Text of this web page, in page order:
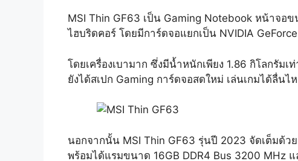
MSI Thin GF63 เป็น Gaming Notebook หน้าจอ
ไฮบริดคอร์ โดยมีการ์ดจอแยกเป็น NVIDIA
โดยเครื่องเบามาก ซึ่งมีน้ำหนักเพียง 1.86 กิโลกรั
ยังได้สเปก Gaming การ์ดจอสดใหม่ เล่นเกมได้ลื่น
นอกจากนั้น MSI Thin GF63 รุ่นปี 2023 จัดเต็มด้ว
พร้อมได้แรมขนาด 16GB DDR4 Bus 3200 MHz